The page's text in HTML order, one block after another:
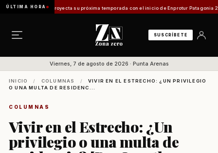
ÚLTIMA HORA
Magallanes proyecta su próxima temporada con el inicio de Enprotur Patagonia 2026
SUSCRÍBETE
Viernes, 7 de agosto de 2026 · Punta Arenas
INICIO / COLUMNAS /
VIVIR EN EL ESTRECHO: ¿UN PRIVILEGIO
O UNA MULTA DE RESIDENC...
COLUMNAS
Vivir en el Estrecho: ¿Un
privilegio o una multa de